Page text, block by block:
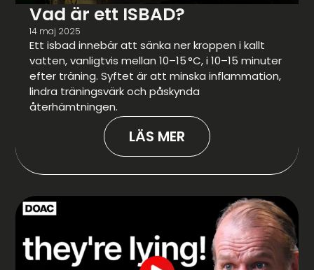
Vad är ett ISBAD?
14 maj 2025
Ett isbad innebär att sänka ner kroppen i kallt
vatten, vanligtvis mellan 10–15 °C, i 10–15 minuter
efter träning. Syftet är att minska inflammation,
lindra träningsvärk och påskynda
återhämtningen.
LÄS MER